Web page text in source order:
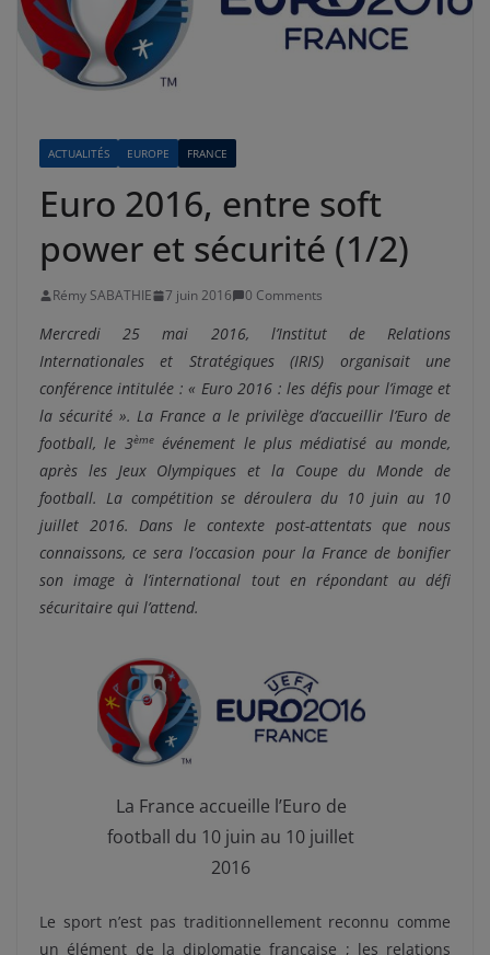
ACTUALITÉS EUROPE FRANCE
Euro 2016, entre soft
power et sécurité (1/2)
Rémy SABATHIE 7 juin 2016 0 Comments
Mercredi 25 mai 2016, l’Institut de Relations
Internationales et Stratégiques (IRIS) organisait une
conférence intitulée : « Euro 2016 : les défis pour l’image et
la sécurité ». La France a le privilège d’accueillir l’Euro de
football, le 3èmeévénement le plus médiatisé au monde,
après les Jeux Olympiques et la Coupe du Monde de
football. La compétition se déroulera du 10 juin au 10
juillet 2016. Dans le contexte post-attentats que nous
connaissons, ce sera l’occasion pour la France de bonifier
son image à l’international tout en répondant au défi
sécuritaire qui l’attend.
La France accueille l’Euro de
football du 10 juin au 10 juillet
2016
Le sport n’est pas traditionnellement reconnu comme
un élément de la diplomatie française ; les relations